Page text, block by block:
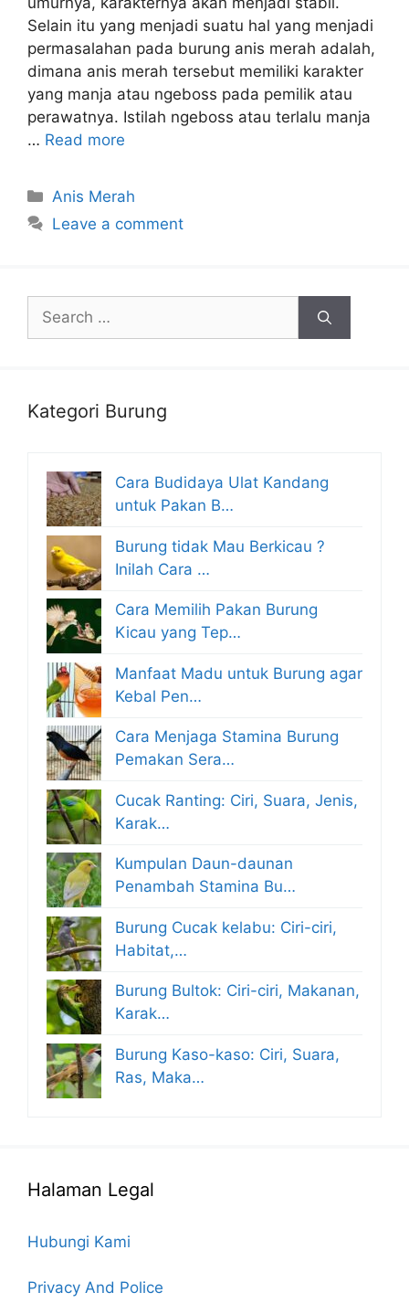
Selain itu yang menjadi suatu hal yang menjadi
permasalahan pada burung anis merah adalah,
dimana anis merah tersebut memiliki karakter
yang manja atau ngeboss pada pemilik atau
perawatnya. Istilah ngeboss atau terlalu manja
… Read more
Categories
Anis Merah
Leave a comment
Search
for:
Kategori Burung
Cara Budidaya Ulat Kandang
untuk Pakan B…
Burung tidak Mau Berkicau ?
Inilah Cara …
Cara Memilih Pakan Burung
Kicau yang Tep…
Manfaat Madu untuk Burung agar
Kebal Pen…
Cara Menjaga Stamina Burung
Pemakan Sera…
Cucak Ranting: Ciri, Suara, Jenis,
Karak…
Kumpulan Daun-daunan
Penambah Stamina Bu…
Burung Cucak kelabu: Ciri-ciri,
Habitat,…
Burung Bultok: Ciri-ciri, Makanan,
Karak…
Burung Kaso-kaso: Ciri, Suara,
Ras, Maka…
Halaman Legal
Hubungi Kami
Privacy And Police